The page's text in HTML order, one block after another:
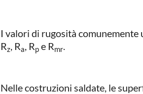
I valori di rugosità comunemente
Rz, Ra, Rp e Rmr.
Nelle costruzioni saldate, le